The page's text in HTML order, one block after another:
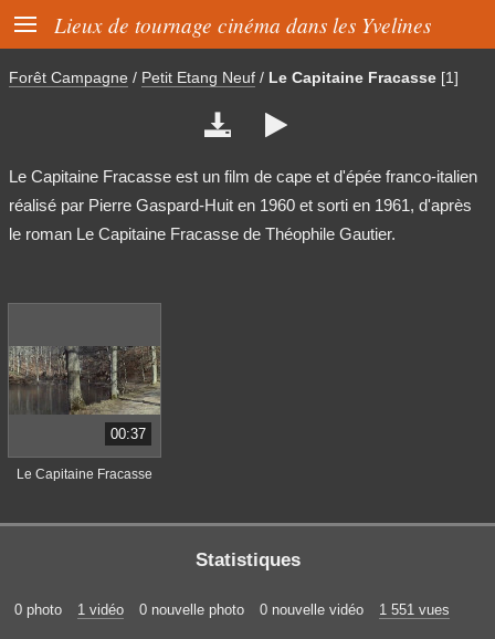
 Lieux de tournage cinéma dans les Yvelines
Forêt Campagne / Petit Etang Neuf / Le Capitaine Fracasse [1]
 
Le Capitaine Fracasse est un film de cape et d'épée franco-italien
réalisé par Pierre Gaspard-Huit en 1960 et sorti en 1961, d'après
le roman Le Capitaine Fracasse de Théophile Gautier.
00:37
Le Capitaine Fracasse
Statistiques
0 photo 1 vidéo 0 nouvelle photo 0 nouvelle vidéo 1 551 vues